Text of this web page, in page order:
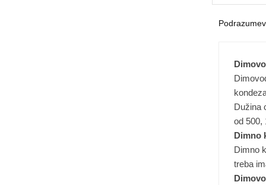
Dužina
od 500,
Dimno
Dimno
treba